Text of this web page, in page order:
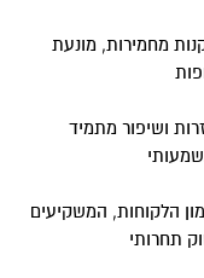
מחמירות, מונעת
ושיפור מתמיד
הלקוחות, המשקיעים
תחרותי